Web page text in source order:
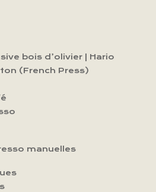
bois d’olivier | Hario
(French Press)
manuelles